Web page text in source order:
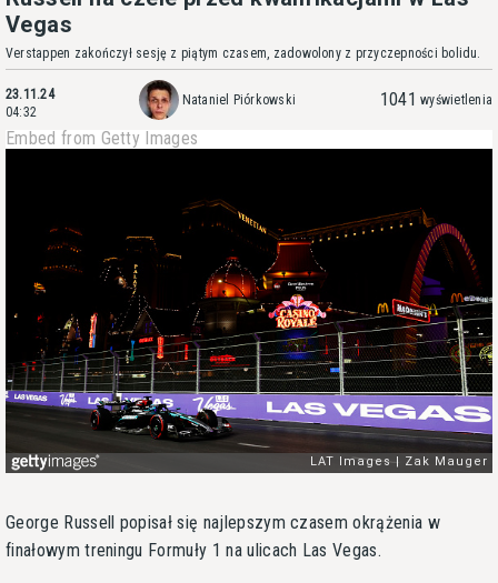
Vegas
Verstappen zakończył sesję z piątym czasem, zadowolony z przyczepności bolidu.
23.11.24
04:32
Nataniel Piórkowski 1041 wyświetlenia
Embed from Getty Images
George Russell popisał się najlepszym czasem okrążenia w
finałowym treningu Formuły 1 na ulicach Las Vegas.